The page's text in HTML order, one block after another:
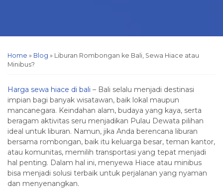
Home » Blog » Liburan Rombongan ke Bali, Sewa Hiace atau
Minibus?
Harga sewa hiace di bali – Bali selalu menjadi destinasi
impian bagi banyak wisatawan, baik lokal maupun
mancanegara. Keindahan alam, budaya yang kaya, serta
beragam aktivitas seru menjadikan Pulau Dewata pilihan
ideal untuk liburan. Namun, jika Anda berencana liburan
bersama rombongan, baik itu keluarga besar, teman kantor,
atau komunitas, memilih transportasi yang tepat menjadi
hal penting. Dalam hal ini, menyewa Hiace atau minibus
bisa menjadi solusi terbaik untuk perjalanan yang nyaman
dan menyenangkan.